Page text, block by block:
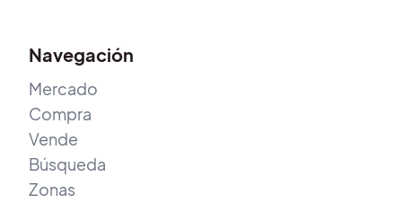
Navegación
Mercado
Compra
Vende
Búsqueda
Zonas